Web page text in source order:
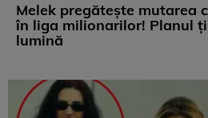
Melek pregătește mutarea
în liga milionarilor! Planul
lumină